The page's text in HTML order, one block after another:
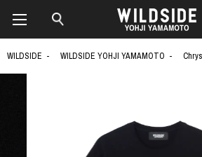
WILDSIDE WILDSIDE YOHJI YAMAMOTO